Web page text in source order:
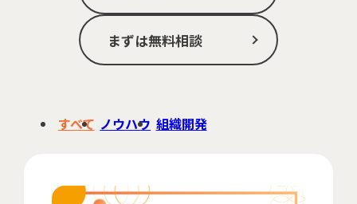
まずは無料相談
すべて ノウハウ 組織開発